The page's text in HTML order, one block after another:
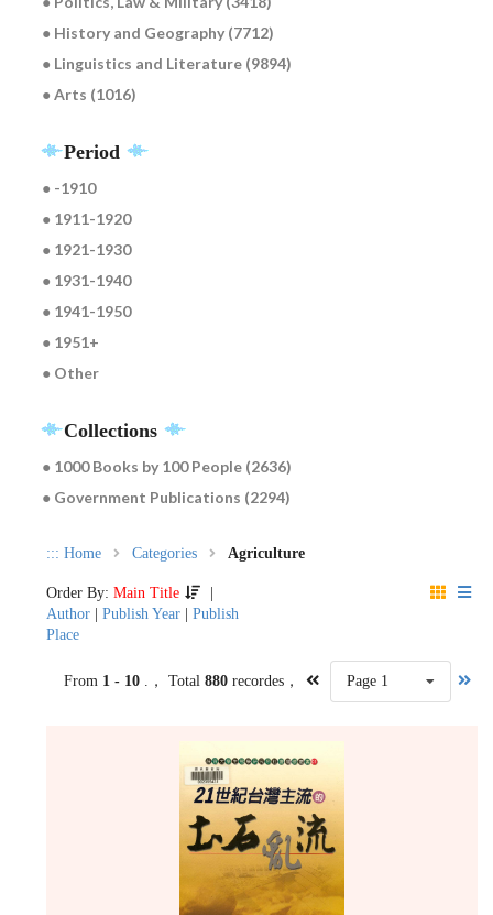
● History and Geography (7712)
● Linguistics and Literature (9894)
● Arts (1016)
Period
● -1910
● 1911-1920
● 1921-1930
● 1931-1940
● 1941-1950
● 1951+
● Other
Collections
● 1000 Books by 100 People (2636)
● Government Publications (2294)
::: Home Categories Agriculture
Order By: Main Title
Author
Publish Year
Publish
Place
From 1 - 10 .， Total 880recordes， Page 1